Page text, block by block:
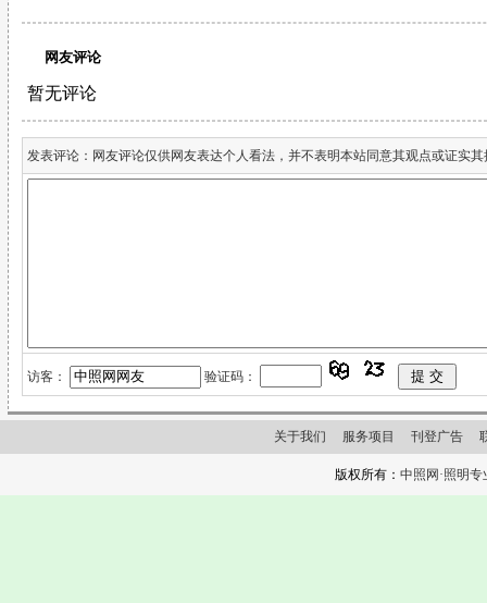
网友评论
发表评论：网友评论仅供网友表达个人看法，并不表明本站同意其观点或证实其
访客： 验证码：
关于我们 服务项目 刊登广告
版权所有： 中照网·照明